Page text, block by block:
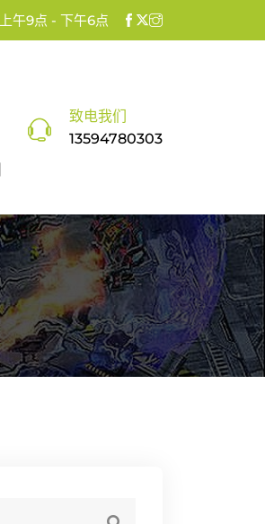
午9点 - 下午6点
致电我们
13594780303